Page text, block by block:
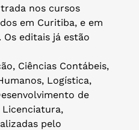
nos cursos
em Curitiba, e em
Os editais já estão
Ciências Contábeis,
Logística,
de
Licenciatura,
pelo